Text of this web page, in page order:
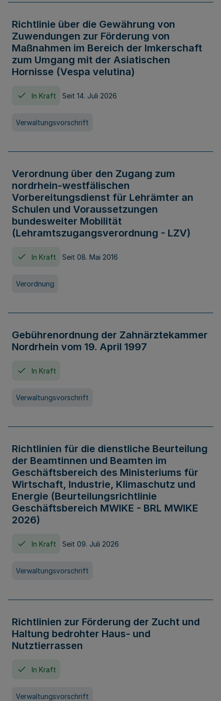
Richtlinie über die Gewährung von
Zuwendungen zur Förderung von
Maßnahmen im Bereich der Imkerschaft
zum Umgang mit der Asiatischen
Hornisse (Vespa velutina)
In Kraft Seit 14. Juli 2026
Verwaltungsvorschrift
Verordnung über den Zugang zum
nordrhein-westfälischen
Vorbereitungsdienst für Lehrämter an
Schulen und Voraussetzungen
bundesweiter Mobilität
(Lehramtszugangsverordnung - LZV)
In Kraft Seit 08. Mai 2016
Verordnung
Gebührenordnung der Zahnärztekammer
Nordrhein vom 19. April 1997
In Kraft
Verwaltungsvorschrift
Richtlinien für die dienstliche Beurteilung
der Beamtinnen und Beamten im
Geschäftsbereich des Ministeriums für
Wirtschaft, Industrie, Klimaschutz und
Energie (Beurteilungsrichtlinie
Geschäftsbereich MWIKE - BRL MWIKE
2026)
In Kraft Seit 09. Juli 2026
Verwaltungsvorschrift
Richtlinien zur Förderung der Zucht und
Haltung bedrohter Haus- und
Nutztierrassen
In Kraft
Verwaltungsvorschrift